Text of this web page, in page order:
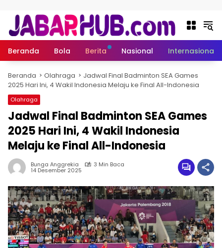
Beranda Bola Berita Nasional Internasional
Beranda Olahraga
Jadwal Final Badminton SEA Games
2025 Hari Ini, 4 Wakil Indonesia Melaju ke Final All-Indonesia
Olahraga
Jadwal Final Badminton SEA Games
2025 Hari Ini, 4 Wakil Indonesia
Melaju ke Final All-Indonesia
Bunga Anggrekia 3 Min Baca
14 Desember 2025